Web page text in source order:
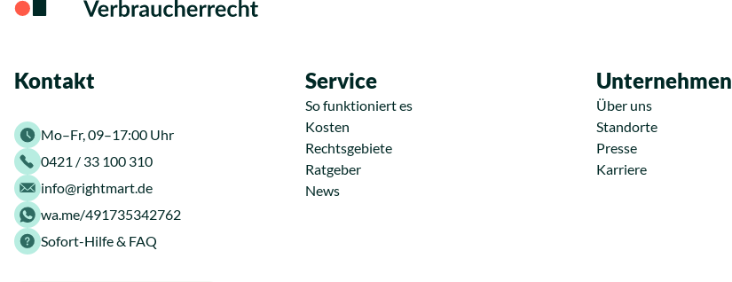
Kontakt
Mo–Fr, 09–17:00 Uhr
0421 / 33 100 310
info@rightmart.de
wa.me/491735342762
Sofort-Hilfe & FAQ
Service
So funktioniert es
Kosten
Rechtsgebiete
Ratgeber
News
Unternehmen
Über uns
Standorte
Presse
Karriere